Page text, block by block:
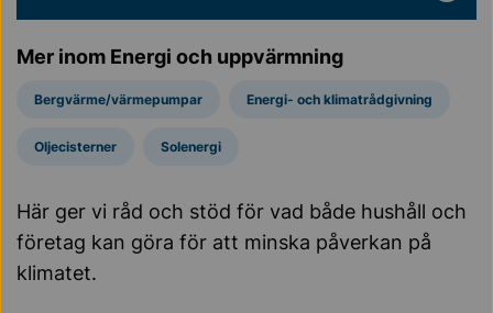
Mer inom Energi och uppvärmning
Bergvärme/värmepumpar Energi- och klimatrådgivning
Oljecisterner Solenergi
Här ger vi råd och stöd för vad både hushåll och
företag kan göra för att minska påverkan på
klimatet.